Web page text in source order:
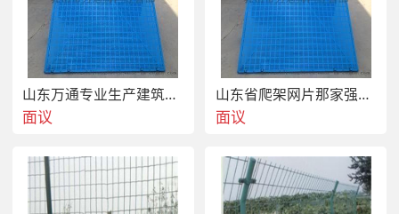
山东万通专业生产建筑爬架网片 爬架专用防护网
面议
山东省爬架网片那家强还看乳山万通爬架网13561889297
面议